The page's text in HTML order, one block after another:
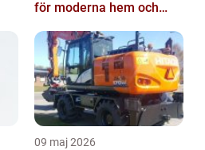
för moderna hem och
09 maj 2026